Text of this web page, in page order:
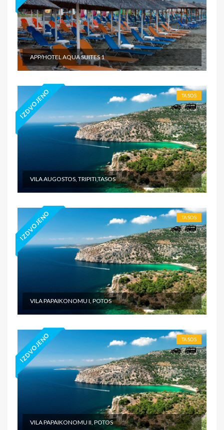
APP/HOTEL AQUA SUITES 1
IZDVOJENO TASOS
VILA AUGOSTOS, TRIPITI,TASOS
IZDVOJENO TASOS
VILA PAPAIKONOMU I, POTOS
IZDVOJENO TASOS
VILA PAPAIKONOMU II, POTOS